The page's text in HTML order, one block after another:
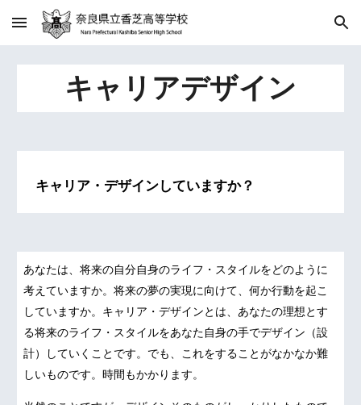
Skip to main content Skip to navigation
キャリアデザイン
キャリア・デザインしていますか？
あなたは、将来の自分自身のライフ・スタイルをどのように
考えていますか。将来の夢の実現に向けて、何か行動を起こ
していますか。キャリア・デザインとは、あなたの理想とす
る将来のライフ・スタイルをあなた自身の手でデザイン（設
計）していくことです。でも、これをすることがなかなか難
しいものです。時間もかかります。